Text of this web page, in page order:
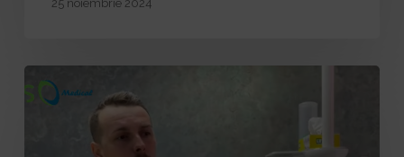
25 noiembrie 2024
Andrei